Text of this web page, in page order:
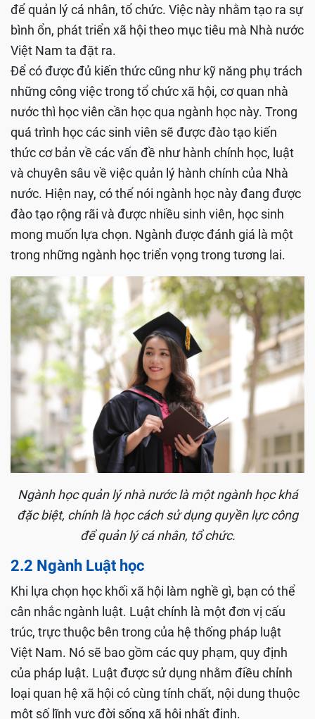
để quản lý cá nhân, tổ chức. Việc này nhằm tạo ra sự
bình ổn, phát triển xã hội theo mục tiêu mà Nhà nước
Việt Nam ta đặt ra.
Để có được đủ kiến thức cũng như kỹ năng phụ trách
những công việc trong tổ chức xã hội, cơ quan nhà
nước thì học viên cần học qua ngành học này. Trong
quá trình học các sinh viên sẽ được đào tạo kiến
thức cơ bản về các vấn đề như hành chính học, luật
và chuyên sâu về việc quản lý hành chính của Nhà
nước. Hiện nay, có thể nói ngành học này đang được
đào tạo rộng rãi và được nhiều sinh viên, học sinh
mong muốn lựa chọn. Ngành được đánh giá là một
trong những ngành học triển vọng trong tương lai.
Ngành học quản lý nhà nước là một ngành học khá
đặc biệt, chính là học cách sử dụng quyền lực công
để quản lý cá nhân, tổ chức.
2.2 Ngành Luật học
Khi lựa chọn học khối xã hội làm nghề gì, bạn có thể
cân nhắc ngành luật. Luật chính là một đơn vị cấu
trúc, trực thuộc bên trong của hệ thống pháp luật
Việt Nam. Nó sẽ bao gồm các quy phạm, quy định
của pháp luật. Luật được sử dụng nhằm điều chỉnh
loại quan hệ xã hội có cùng tính chất, nội dung thuộc
một số lĩnh vực đời sống xã hội nhất định.